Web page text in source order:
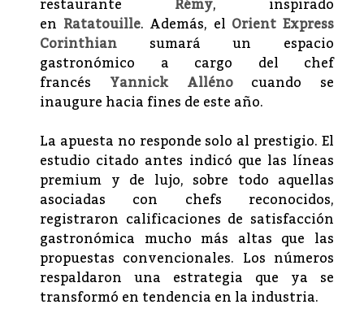
en Ratatouille. Además, el Orient Express
Corinthian sumará un espacio
gastronómico a cargo del chef
francés Yannick Allénocuando se
inaugure hacia fines de este año.
La apuesta no responde solo al prestigio. El
estudio citado antes indicó que las líneas
premium y de lujo, sobre todo aquellas
asociadas con chefs reconocidos,
registraron calificaciones de satisfacción
gastronómica mucho más altas que las
propuestas convencionales. Los números
respaldaron una estrategia que ya se
transformó en tendencia en la industria.